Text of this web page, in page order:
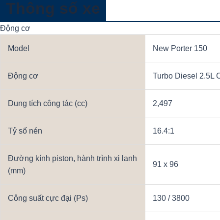
Thông số xe
Động cơ
Model New Porter 150
Động cơ Turbo Diesel 2.5L
Dung tích công tác (cc) 2,497
Tỷ số nén 16.4:1
Đường kính piston, hành trình xi lanh
(mm)
91 x 96
Công suất cực đại (Ps) 130 / 3800